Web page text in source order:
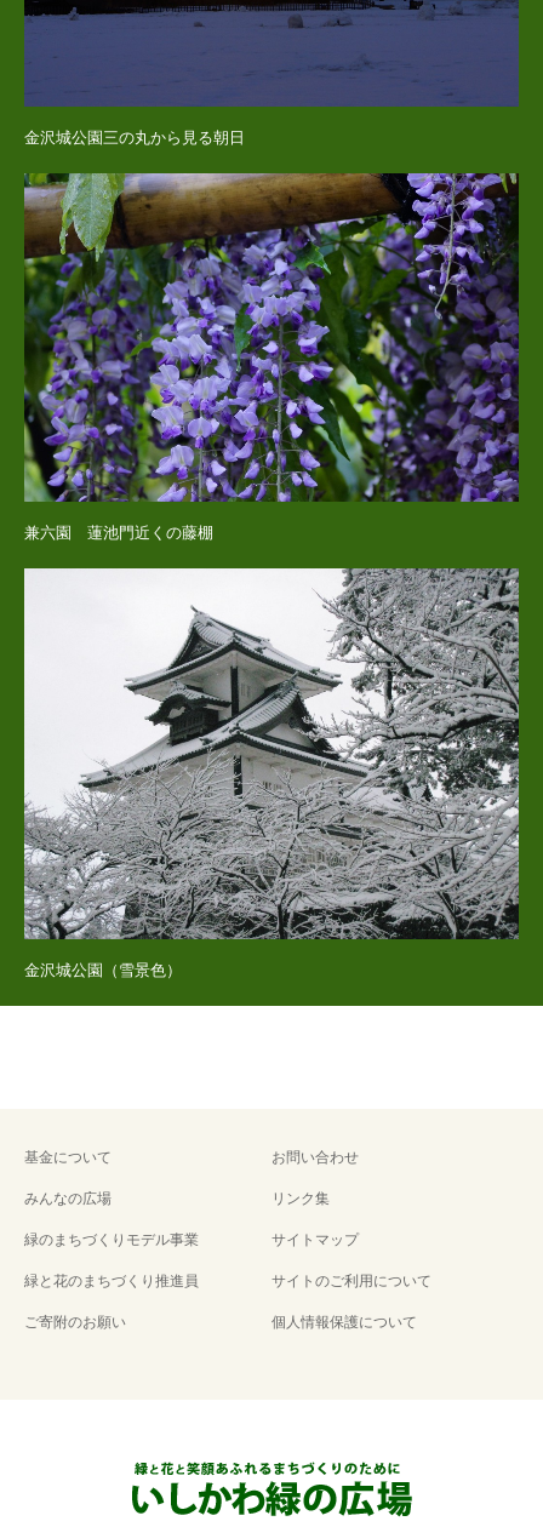
金沢城公園三の丸から見る朝日
兼六園 蓮池門近くの藤棚
金沢城公園（雪景色）
基金について
みんなの広場
緑のまちづくりモデル事業
緑と花のまちづくり推進員
ご寄附のお願い
お問い合わせ
リンク集
サイトマップ
サイトのご利用について
個人情報保護について